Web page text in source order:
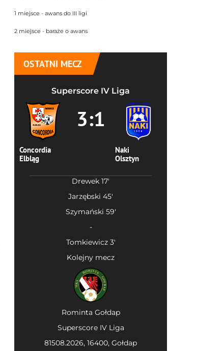
1 miejsce - awans do III ligi
2 miejsce - baraże o awans
OSTATNI MECZ
Superscore IV Liga
Concordia
Elbląg
3:1
Naki
Olsztyn
Drewek 17'
Jarzębski 45'
Szymański 59'
-
Tomkiewicz 3'
Kolejny mecz
Rominta Gołdap
Superscore IV Liga
81508.2026, 16400, Gołdap